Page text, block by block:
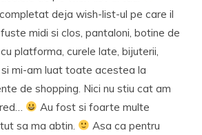
deja wish-list-ul pe care il
midi si clos, pantaloni, botine de
platforma, curele late, bijuterii,
mi-am luat toate acestea la
de shopping. Nici nu stiu cat am
Au fost si foarte multe
sa ma abtin.
Asa ca pentru